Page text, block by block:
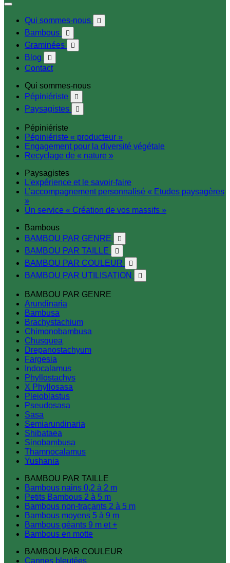
Qui sommes-nous 
Bambous 
Graminées 
Blog 
Contact
Qui sommes-nous
Pépiniériste

Paysagistes 
Pépiniériste
Pépiniériste « producteur »
Engagement pour la diversité végétale
Recyclage de « nature »
Paysagistes
L'expérience et le savoir-faire
L’accompagnement personnalisé « Etudes paysagères
»
Un service « Création de vos massifs »
Bambous
BAMBOU PAR GENRE

BAMBOU PAR TAILLE 
BAMBOU PAR COULEUR 
BAMBOU PAR UTILISATION 
BAMBOU PAR GENRE
Arundinaria
Bambusa
Brachystachium
Chimonobambusa
Chusquea
Drepanostachyum
Fargesia
Indocalamus
Phyllostachys
X Phyllosasa
Pleioblastus
Pseudosasa
Sasa
Semiarundinaria
Shibataea
Sinobambusa
Thamnocalamus
Yushania
BAMBOU PAR TAILLE
Bambous nains 0,2 à 2 m
Petits Bambous 2 à 5 m
Bambous non-traçants 2 à 5 m
Bambous moyens 5 à 9 m
Bambous géants 9 m et +
Bambous en motte
BAMBOU PAR COULEUR
Cannes bleutées